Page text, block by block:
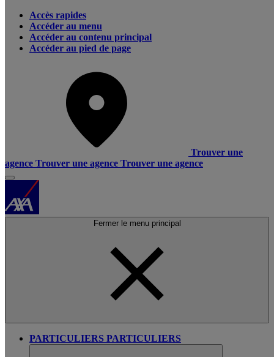
Accès rapides
Accéder au menu
Accéder au contenu principal
Accéder au pied de page
Trouver une
agence Trouver une agence Trouver une agence
Fermer le menu principal
PARTICULIERS PARTICULIERS